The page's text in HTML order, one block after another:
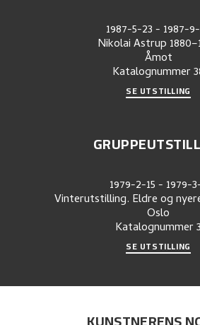
1987-5-23- 1987-
Nikolai Astrup
Åmot
Katalognummer
SE UTSTILLING
1979-2-15- 1979-
Vinterutstilling. Eldre og
Oslo
Katalognummer3
SE UTSTILLING